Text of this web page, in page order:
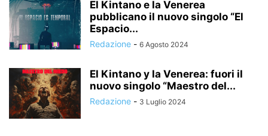
El Kintano e la Venerea
pubblicano il nuovo singolo “El
Espacio...
Redazione - 6 Agosto 2024
El Kintano y la Venerea: fuori il
nuovo singolo “Maestro del...
Redazione - 3 Luglio 2024